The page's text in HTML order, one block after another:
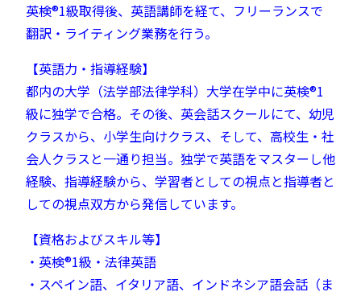
英検®︎1級取得後、英語講師を経て、フリーランスで
翻訳・ライティング業務を行う。
【英語力・指導経験】
都内の大学（法学部法律学科）大学在学中に英検®︎1
級に独学で合格。 その後、英会話スクールにて、幼児
クラスから、小学生向けクラス、そして、高校生・社
会人クラスと一通り担当。 独学で英語をマスターし他
経験、指導経験から、学習者としての視点と指導者と
しての視点双方から発信しています。
【資格およびスキル等】
・英検®︎1級・法律英語
・スペイン語、イタリア語、インドネシア語会話（ま